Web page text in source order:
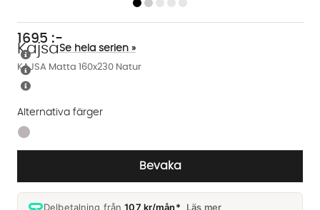
KAJSA Matta 160x230 Natur
Kajsa Se hela serien »
1695 :-
Bevaka
Delbetalning från107 kr/mån* Läs mer
Alternativa färger
Finns även i dessa färger: